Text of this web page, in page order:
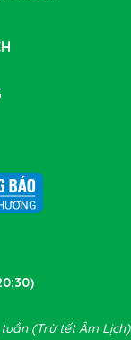
(Trừ tết Âm Lịch)